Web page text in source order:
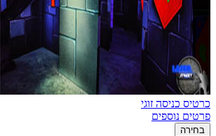
כרטיס כניסה זוגי
פרטים נוספים
בחירה